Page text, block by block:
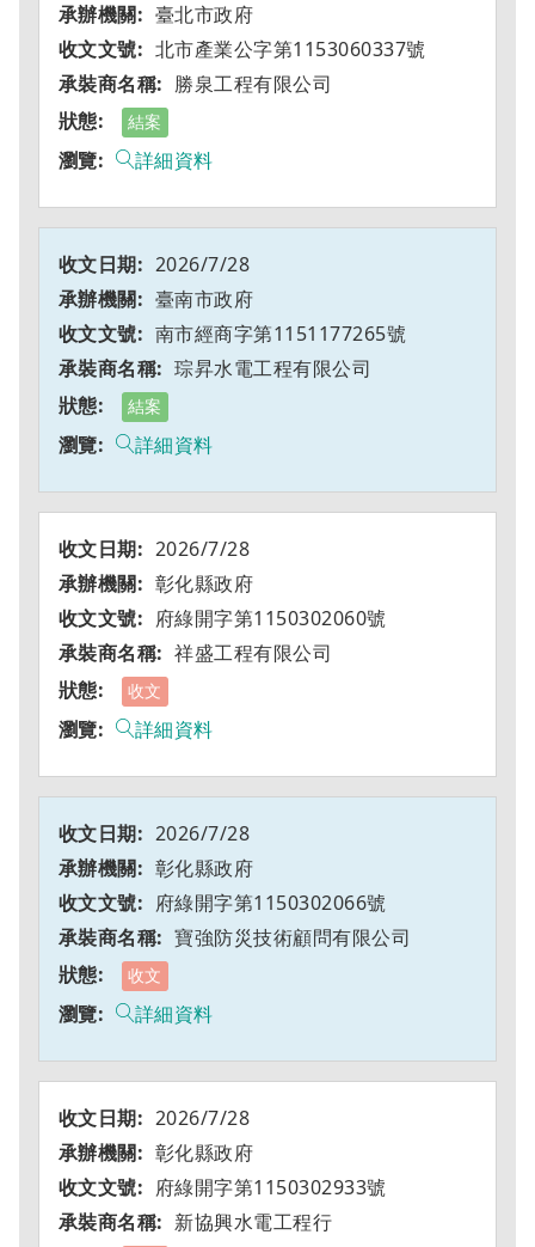
臺北市政府
北市產業公字第1153060337號
勝泉工程有限公司
結案
詳細資料
2026/7/28
臺南市政府
南市經商字第1151177265號
琮昇水電工程有限公司
結案
詳細資料
2026/7/28
彰化縣政府
府綠開字第1150302060號
祥盛工程有限公司
收文
詳細資料
2026/7/28
彰化縣政府
府綠開字第1150302066號
寶強防災技術顧問有限公司
收文
詳細資料
2026/7/28
彰化縣政府
府綠開字第1150302933號
新協興水電工程行